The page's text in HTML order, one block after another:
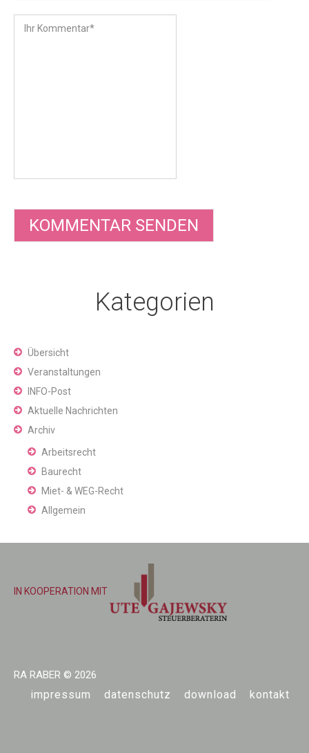
Kategorien
Übersicht
Veranstaltungen
INFO-Post
Aktuelle Nachrichten
Archiv
Arbeitsrecht
Baurecht
Miet- & WEG-Recht
Allgemein
IN KOOPERATION MIT
RA RABER © 2026
impressum datenschutz download kontakt